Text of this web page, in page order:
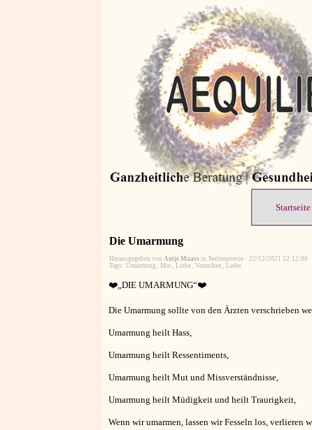
Startseite
Die Umarmung
Herausgegeben von Antje Maass in Seelenpoesie · 22/12/2021 22:12:00
Tags: Umarmung , Mut , Liebe, Verzeihen , Liebe
❤️„DIE UMARMUNG“❤️
Die Umarmung sollte von den Ärzten verschrieben
Umarmung heilt Hass,
Umarmung heilt Ressentiments,
Umarmung heilt Mut und Missverständnisse,
Umarmung heilt Müdigkeit und heilt Traurigkeit,
Wenn wir umarmen, lassen wir Fesseln los,